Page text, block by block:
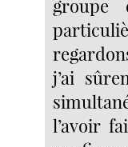
groupe
j’ai
l’avoir